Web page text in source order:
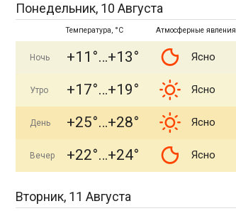
Понедельник, 10 Августа
Температура, °C Атмосферные явления
Ночь +11° +13° Ясно
Утро +17° +19° Ясно
День +25° +28° Ясно
Вечер +22° +24° Ясно
Вторник, 11 Августа